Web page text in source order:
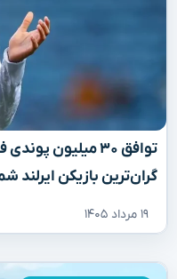
توافق ۳۰ میلیون
گران‌ترین بازیکن
۱۹ مرداد ۱۴۰۵